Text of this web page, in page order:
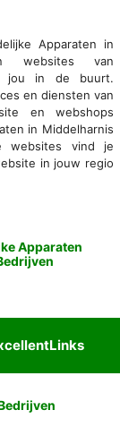
Apparaten in
websites van
jou in de buurt.
en diensten van
en webshops
in Middelharnis
websites vind je
in jouw regio
Apparaten